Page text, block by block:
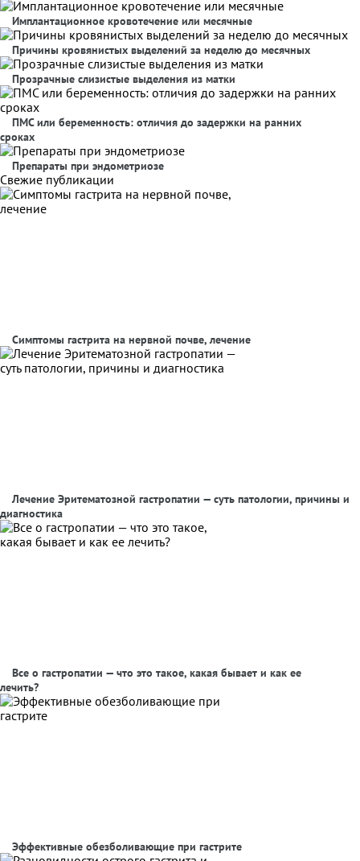
Имплантационное кровотечение или месячные
Причины кровянистых выделений за неделю до месячных
Прозрачные слизистые выделения из матки
ПМС или беременность: отличия до задержки на ранних
сроках
Препараты при эндометриозе
Свежие публикации
Симптомы гастрита на нервной почве, лечение
Лечение Эритематозной гастропатии — суть патологии, причины и
диагностика
Все о гастропатии — что это такое, какая бывает и как ее
лечить?
Эффективные обезболивающие при гастрите